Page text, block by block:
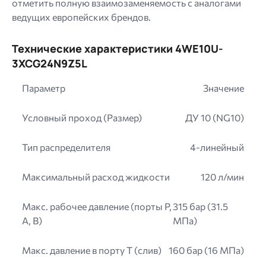
отметить полную взаимозаменяемость с аналогами
ведущих европейских брендов.
Технические характеристики 4WE10U-
3XCG24N9Z5L
Параметр Значение
Условный проход (Размер) ДУ 10 (NG10)
Тип распределителя 4-линейный
Максимальный расход жидкости 120 л/мин
Макс. рабочее давление (порты P,
A, B)
315 бар (31.5
МПа)
Макс. давление в порту T (слив) 160 бар (16 МПа)